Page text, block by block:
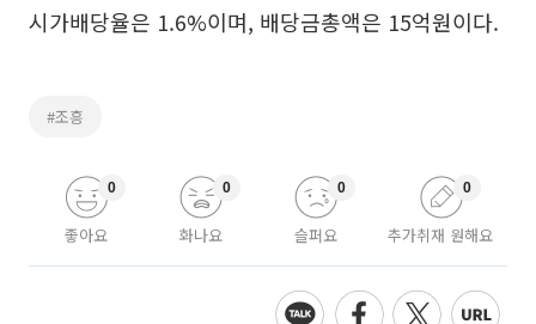
시가배당율은 1.6%이며, 배당금총액은 15억원이다.
#조흥
좋아요
0
화나요
0
슬퍼요
0
추가취재 원해요
0